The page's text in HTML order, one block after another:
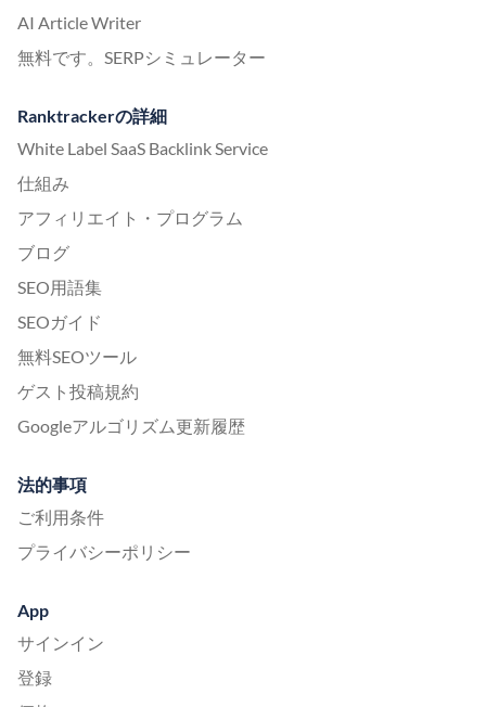
AI Article Writer
無料です。SERPシミュレーター
Ranktrackerの詳細
White Label SaaS Backlink Service
仕組み
アフィリエイト・プログラム
ブログ
SEO用語集
SEOガイド
無料SEOツール
ゲスト投稿規約
Googleアルゴリズム更新履歴
法的事項
ご利用条件
プライバシーポリシー
App
サインイン
登録